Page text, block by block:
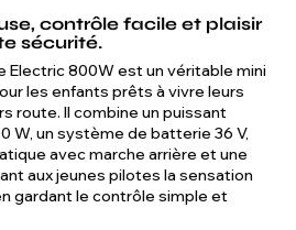
contrôle facile et plaisir
sécurité.
Electric 800W est un véritable mini
les enfants prêts à vivre leurs
route. Il combine un puissant
W, un système de batterie 36 V,
avec marche arrière et une
aux jeunes pilotes la sensation
gardant le contrôle simple et